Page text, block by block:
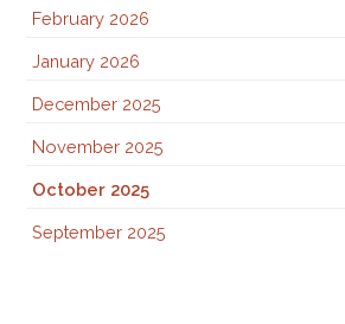
February 2026
January 2026
December 2025
November 2025
October 2025
September 2025